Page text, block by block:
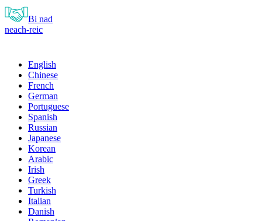
Bi nad
neach-reic
English
Chinese
French
German
Portuguese
Spanish
Russian
Japanese
Korean
Arabic
Irish
Greek
Turkish
Italian
Danish